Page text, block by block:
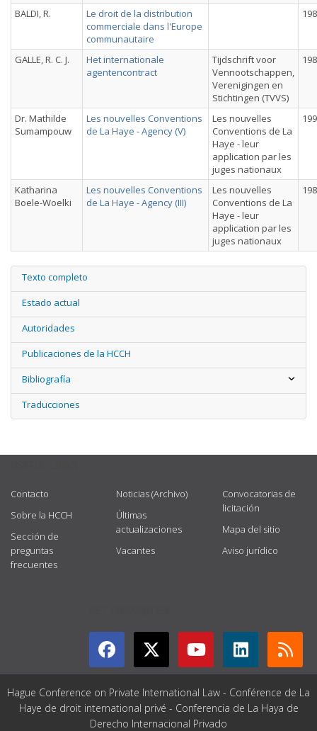
BALDI, R.
Le droit de la distribution
commerciale dans l'Europe
communautaire
GALLE, R. C. J.
Het internationale
agentencontract
Tijdschrift voor
Vennootschappen,
Verenigingen en
Stichtingen (TVVS)
Dr. Mathilde
Sumampouw
Les nouvelles Conventions
de La Haye - Agency (V)
Les nouvelles
Conventions de La
Haye - leur
application par les
juges nationaux
Katharina
Boele-Woelki
Les nouvelles Conventions
de La Haye - Agency (III)
Les nouvelles
Conventions de La
Haye - leur
application par les
juges nationaux
Texto completo
Estado actual
Autoridades
Publicaciones de la HCCH
Bibliografía
Traducciones
Contacto
Sobre la HCCH
Sección de
preguntas
frecuentes
Noticias (Archivo)
Últimas
actualizaciones
Vacantes
Convocatorias de
licitación
Mapa del sitio
Aviso jurídico
Hague Conference on Private International Law - Conférence de La
Haye de droit international privé - Conferencia de La Haya de
Derecho Internacional Privado